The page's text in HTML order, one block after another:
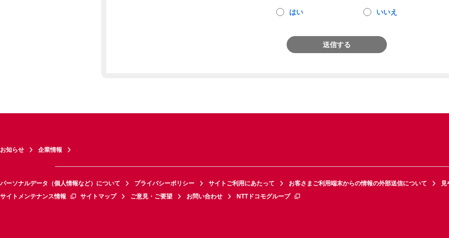
はい いいえ
送信する
お知らせ 企業情報
パーソナルデータ（個人情報など）について プライバシーポリシー サイトご利用にあたって お客さまご利用端末からの情報の外部送信について
見
サイトメンテナンス情報
サイトマップ ご意見・ご要望 お問い合わせ NTTドコモグループ